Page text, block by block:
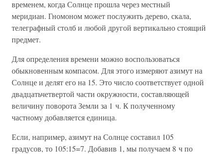
временем, когда Солнце прошла через местный
меридиан. Гномоном может послужить дерево, скала,
телеграфный столб и любой другой вертикально стоящий
предмет.
Для определения времени можно воспользоваться
обыкновенным компасом. Для этого измеряют азимут на
Солнце и делят его на 15. Это число соответствует одной
двадцатьчетвертой части окружности, составляющей
величину поворота Земли за 1 ч. К полученному
частному добавляется единица.
Если, например, азимут на Солнце составил 105
градусов, то 105:15=7. Добавив 1, мы получаем 8 ч по